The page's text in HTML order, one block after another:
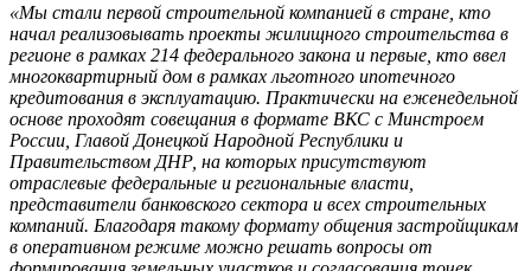
«Мы стали первой строительной компанией в стране, кто
начал реализовывать проекты жилищного строительства в
регионе в рамках 214 федерального закона и первые, кто ввел
многоквартирный дом в рамках льготного ипотечного
кредитования в эксплуатацию. Практически на еженедельной
основе проходят совещания в формате ВКС с Минстроем
России, Главой Донецкой Народной Республики и
Правительством ДНР, на которых присутствуют
отраслевые федеральные и региональные власти,
представители банковского сектора и всех строительных
компаний. Благодаря такому формату общения застройщикам
в оперативном режиме можно решать вопросы от